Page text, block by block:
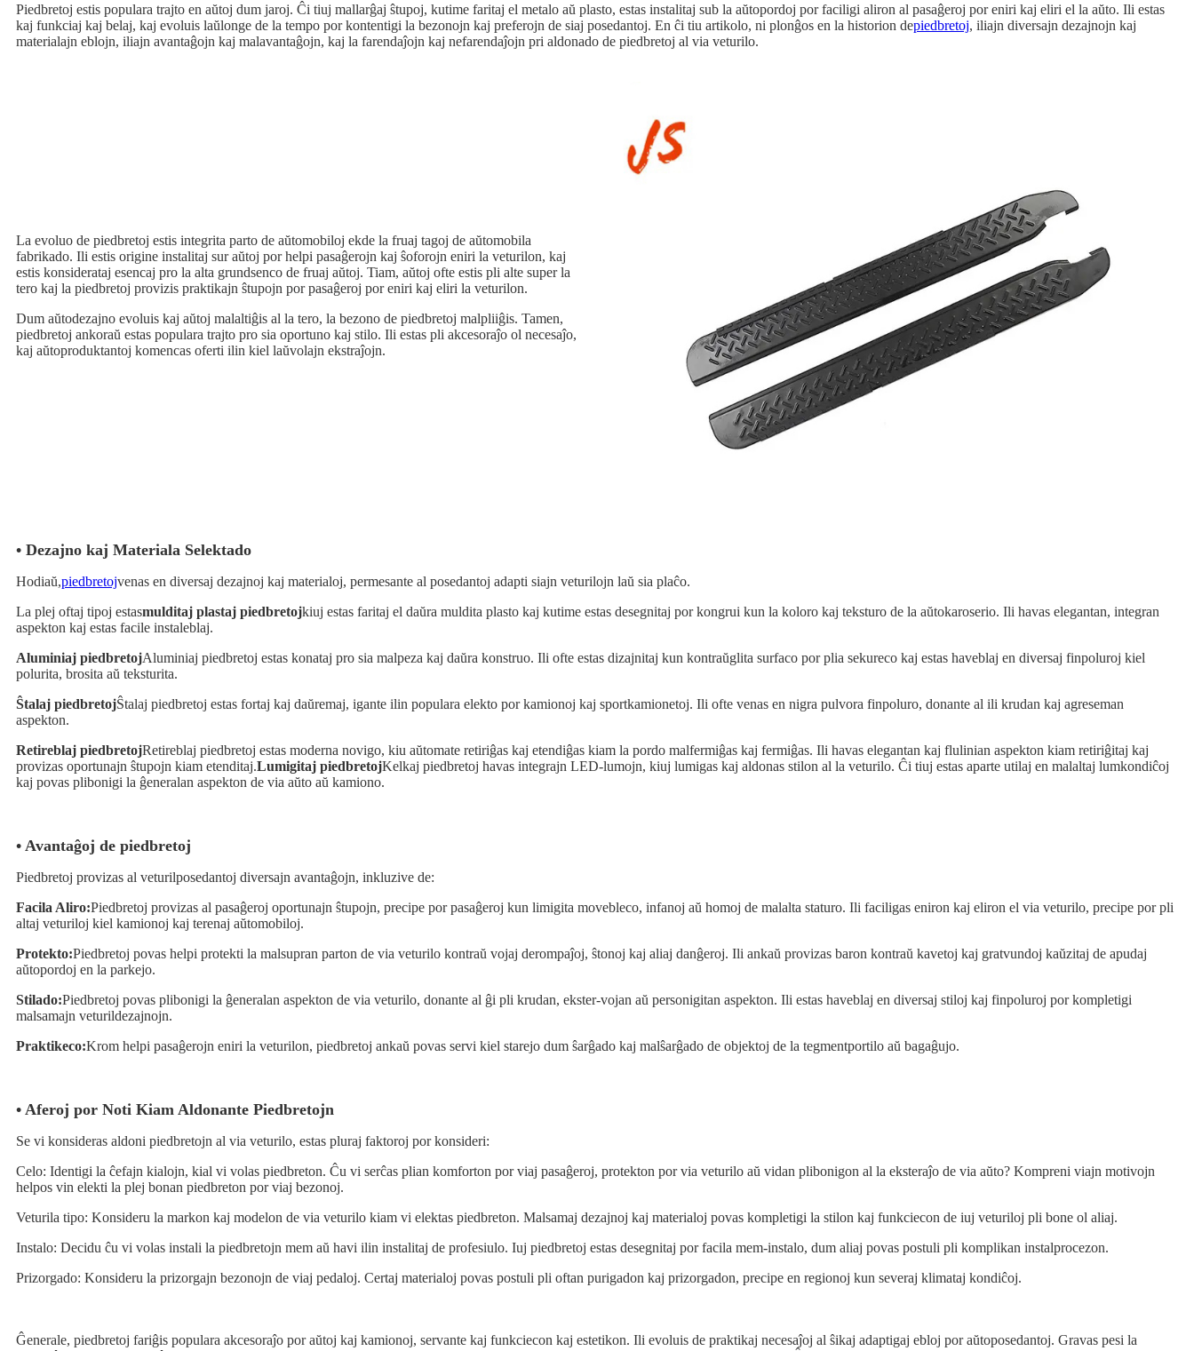
Piedbretoj estis populara trajto en aŭtoj dum jaroj. Ĉi tiuj mallarĝaj ŝtupoj, kutime faritaj el metalo aŭ plasto, estas instalitaj sub la aŭtopordoj por faciligi aliron al pasaĝeroj por eniri kaj eliri el la aŭto. Ili estas
kaj funkciaj kaj belaj, kaj evoluis laŭlonge de la tempo por kontentigi la bezonojn kaj preferojn de siaj posedantoj. En ĉi tiu artikolo, ni plonĝos en la historion depiedbretoj, iliajn diversajn dezajnojn kaj
materialajn eblojn, iliajn avantaĝojn kaj malavantaĝojn, kaj la farendaĵojn kaj nefarendaĵojn pri aldonado de piedbretoj al via veturilo.
La evoluo de piedbretoj estis integrita parto de aŭtomobiloj ekde la fruaj tagoj de aŭtomobila
fabrikado. Ili estis origine instalitaj sur aŭtoj por helpi pasaĝerojn kaj ŝoforojn eniri la veturilon, kaj
estis konsiderataj esencaj pro la alta grundsenco de fruaj aŭtoj. Tiam, aŭtoj ofte estis pli alte super la
tero kaj la piedbretoj provizis praktikajn ŝtupojn por pasaĝeroj por eniri kaj eliri la veturilon.
Dum aŭtodezajno evoluis kaj aŭtoj malaltiĝis al la tero, la bezono de piedbretoj malpliiĝis. Tamen,
piedbretoj ankoraŭ estas populara trajto pro sia oportuno kaj stilo. Ili estas pli akcesoraĵo ol necesaĵo,
kaj aŭtoproduktantoj komencas oferti ilin kiel laŭvolajn ekstraĵojn.
• Dezajno kaj Materiala Selektado
Hodiaŭ,piedbretojvenas en diversaj dezajnoj kaj materialoj, permesante al posedantoj adapti siajn veturilojn laŭ sia plaĉo.
La plej oftaj tipoj estasmulditaj plastaj piedbretojkiuj estas faritaj el daŭra muldita plasto kaj kutime estas desegnitaj por kongrui kun la koloro kaj teksturo de la aŭtokaroserio. Ili havas elegantan, integran
aspekton kaj estas facile instaleblaj.
Aluminiaj piedbretojAluminiaj piedbretoj estas konataj pro sia malpeza kaj daŭra konstruo. Ili ofte estas dizajnitaj kun kontraŭglita surfaco por plia sekureco kaj estas haveblaj en diversaj finpoluroj kiel
polurita, brosita aŭ teksturita.
Ŝtalaj piedbretojŜtalaj piedbretoj estas fortaj kaj daŭremaj, igante ilin populara elekto por kamionoj kaj sportkamionetoj. Ili ofte venas en nigra pulvora finpoluro, donante al ili krudan kaj agreseman
aspekton.
Retireblaj piedbretojRetireblaj piedbretoj estas moderna novigo, kiu aŭtomate retiriĝas kaj etendiĝas kiam la pordo malfermiĝas kaj fermiĝas. Ili havas elegantan kaj flulinian aspekton kiam retiriĝitaj kaj
provizas oportunajn ŝtupojn kiam etenditaj.Lumigitaj piedbretojKelkaj piedbretoj havas integrajn LED-lumojn, kiuj lumigas kaj aldonas stilon al la veturilo. Ĉi tiuj estas aparte utilaj en malaltaj lumkondiĉoj
kaj povas plibonigi la ĝeneralan aspekton de via aŭto aŭ kamiono.
• Avantaĝoj de piedbretoj
Piedbretoj provizas al veturilposedantoj diversajn avantaĝojn, inkluzive de:
Facila Aliro:Piedbretoj provizas al pasaĝeroj oportunajn ŝtupojn, precipe por pasaĝeroj kun limigita movebleco, infanoj aŭ homoj de malalta staturo. Ili faciligas eniron kaj eliron el via veturilo, precipe por pli
altaj veturiloj kiel kamionoj kaj terenaj aŭtomobiloj.
Protekto:Piedbretoj povas helpi protekti la malsupran parton de via veturilo kontraŭ vojaj derompaĵoj, ŝtonoj kaj aliaj danĝeroj. Ili ankaŭ provizas baron kontraŭ kavetoj kaj gratvundoj kaŭzitaj de apudaj
aŭtopordoj en la parkejo.
Stilado:Piedbretoj povas plibonigi la ĝeneralan aspekton de via veturilo, donante al ĝi pli krudan, ekster-vojan aŭ personigitan aspekton. Ili estas haveblaj en diversaj stiloj kaj finpoluroj por kompletigi
malsamajn veturildezajnojn.
Praktikeco:Krom helpi pasaĝerojn eniri la veturilon, piedbretoj ankaŭ povas servi kiel starejo dum ŝarĝado kaj malŝarĝado de objektoj de la tegmentportilo aŭ bagaĝujo.
• Aferoj por Noti Kiam Aldonante Piedbretojn
Se vi konsideras aldoni piedbretojn al via veturilo, estas pluraj faktoroj por konsideri:
Celo: Identigi la ĉefajn kialojn, kial vi volas piedbreton. Ĉu vi serĉas plian komforton por viaj pasaĝeroj, protekton por via veturilo aŭ vidan plibonigon al la eksteraĵo de via aŭto? Kompreni viajn motivojn
helpos vin elekti la plej bonan piedbreton por viaj bezonoj.
Veturila tipo: Konsideru la markon kaj modelon de via veturilo kiam vi elektas piedbreton. Malsamaj dezajnoj kaj materialoj povas kompletigi la stilon kaj funkciecon de iuj veturiloj pli bone ol aliaj.
Instalo: Decidu ĉu vi volas instali la piedbretojn mem aŭ havi ilin instalitaj de profesiulo. Iuj piedbretoj estas desegnitaj por facila mem-instalo, dum aliaj povas postuli pli komplikan instalprocezon.
Prizorgado: Konsideru la prizorgajn bezonojn de viaj pedaloj. Certaj materialoj povas postuli pli oftan purigadon kaj prizorgadon, precipe en regionoj kun severaj klimataj kondiĉoj.
Ĝenerale, piedbretoj fariĝis populara akcesoraĵo por aŭtoj kaj kamionoj, servante kaj funkciecon kaj estetikon. Ili evoluis de praktikaj necesaĵoj al ŝikaj adaptigaj ebloj por aŭtoposedantoj. Gravas pesi la